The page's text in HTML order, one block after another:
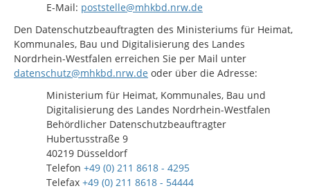
E-Mail: poststelle@mhkbd.nrw.de
Den Datenschutzbeauftragten des Ministeriums für Heimat,
Kommunales, Bau und Digitalisierung des Landes
Nordrhein-Westfalen erreichen Sie per Mail unter
datenschutz@mhkbd.nrw.de oder über die Adresse:
Ministerium für Heimat, Kommunales, Bau und
Digitalisierung des Landes Nordrhein-Westfalen
Behördlicher Datenschutzbeauftragter
Hubertusstraße 9
40219 Düsseldorf
Telefon +49 (0) 211 8618 - 4295
Telefax +49 (0) 211 8618 - 54444